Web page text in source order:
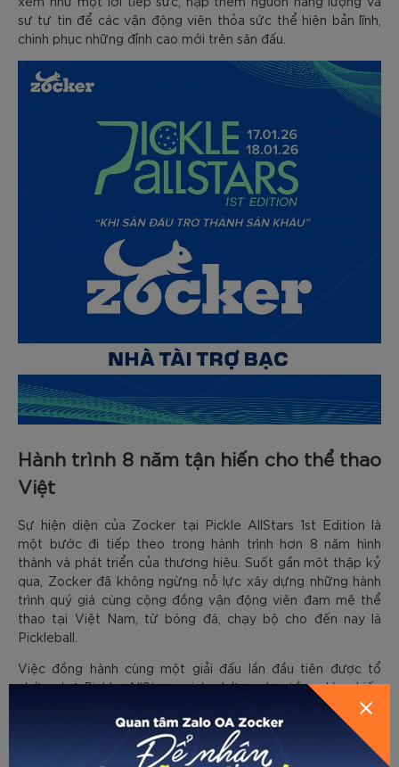
sự tự tin để các vận động viên thỏa sức thể hiện bản lĩnh,
chinh phục những đỉnh cao mới trên sân đấu.
Hành trình 8 năm tận hiến cho thể thao
Việt
Sự hiện diện của Zocker tại Pickle AllStars 1st Edition là
một bước đi tiếp theo trong hành trình hơn 8 năm hình
thành và phát triển của thương hiệu. Suốt gần một thập kỷ
qua, Zocker đã không ngừng nỗ lực xây dựng những hành
trình quý giá cùng cộng đồng vận động viên đam mê thể
thao tại Việt Nam, từ bóng đá, chạy bộ cho đến nay là
Pickleball.
Việc đồng hành cùng một giải đấu lần đầu tiên được tổ
chức như Pickle AllStars minh chứng cho tầm nhìn chiến
lược và tâm huyết của Zocker trong việc tiên phong ủng hộ
các hoạt động thể chất mới mẻ, hiện đại.
Với sự đồng hành của Zocker, Pickle AllStars 1st Edition